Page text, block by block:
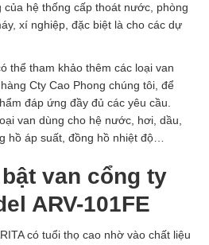
hệ thống cấp thoát nước, phòng
xí nghiệp, đặc biệt là cho các dự
thể tham khảo thêm các loại van
Cty Cao Phong chúng tôi, để
đáp ứng đầy đủ các yêu cầu.
van dùng cho hệ nước, hơi, dầu,
hồ áp suất, đồng hồ nhiệt độ…
van cổng ty
ARV-101FE
có tuổi thọ cao nhờ vào chất liệu